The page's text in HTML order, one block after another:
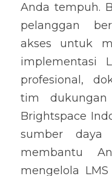
Anda tempuh.
pelanggan
akses untuk
implementasi
profesional,
tim
Brightspace
sumber
membantu
mengelola